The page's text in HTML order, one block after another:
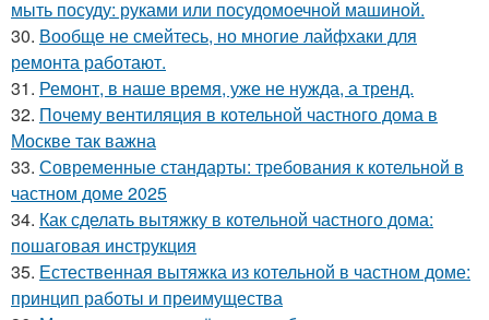
мыть посуду: руками или посудомоечной машиной.
30. Вообще не смейтесь, но многие лайфхаки для
ремонта работают.
31. Ремонт, в наше время, уже не нужда, а тренд.
32. Почему вентиляция в котельной частного дома в
Москве так важна
33. Современные стандарты: требования к котельной в
частном доме 2025
34. Как сделать вытяжку в котельной частного дома:
пошаговая инструкция
35. Естественная вытяжка из котельной в частном доме:
принцип работы и преимущества